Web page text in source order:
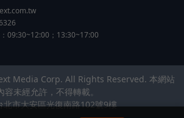
09:30~12:00；13:30~17:00
Media Corp. All Rights Reserved. 本網站
容未經允許，不得轉載。
北市大安區光復南路102號9樓